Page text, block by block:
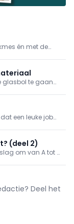
én met de
glasbol te gaan
een leuke job
(deel 2)
om van A tot Z
Deel het